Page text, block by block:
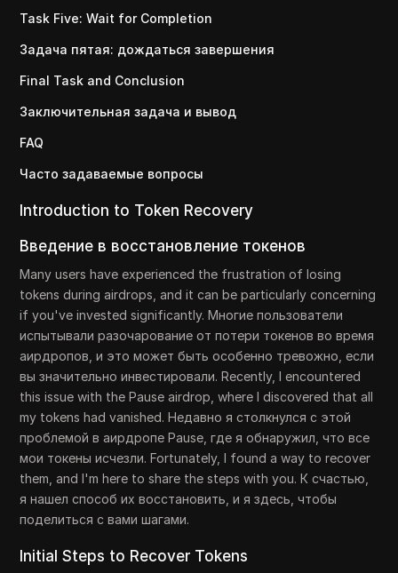
Task Five: Wait for Completion
Задача пятая: дождаться завершения
Final Task and Conclusion
Заключительная задача и вывод
FAQ
Часто задаваемые вопросы
Introduction to Token Recovery
Введение в восстановление токенов
Many users have experienced the frustration of losing
tokens during airdrops, and it can be particularly concerning
if you've invested significantly. Многие пользователи
испытывали разочарование от потери токенов во время
аирдропов, и это может быть особенно тревожно, если
вы значительно инвестировали. Recently, I encountered
this issue with the Pause airdrop, where I discovered that all
my tokens had vanished. Недавно я столкнулся с этой
проблемой в аирдропе Pause, где я обнаружил, что все
мои токены исчезли. Fortunately, I found a way to recover
them, and I'm here to share the steps with you. К счастью,
я нашел способ их восстановить, и я здесь, чтобы
поделиться с вами шагами.
Initial Steps to Recover Tokens